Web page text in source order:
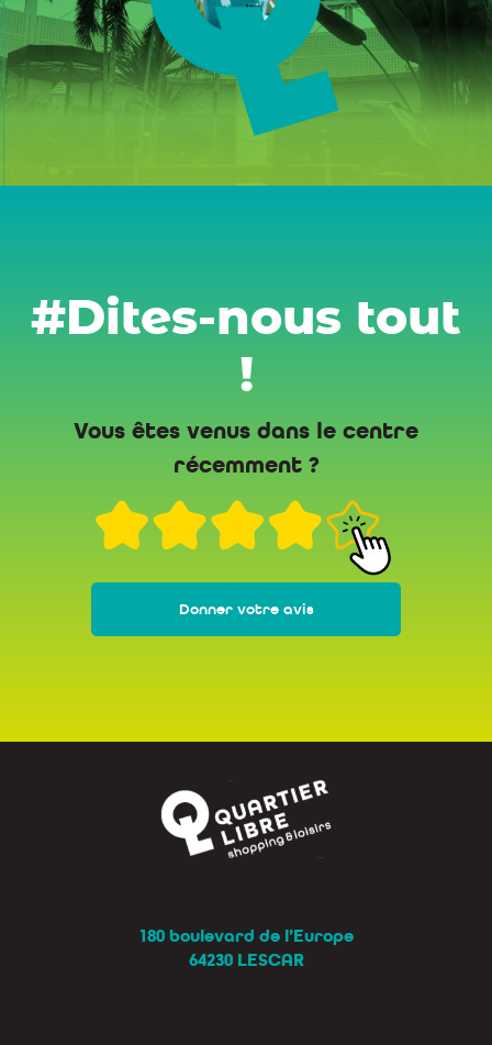
#Dites-nous tout
!
Vous êtes venus dans le centre
récemment ?
Donner votre avis
180 boulevard de l’Europe
64230 LESCAR